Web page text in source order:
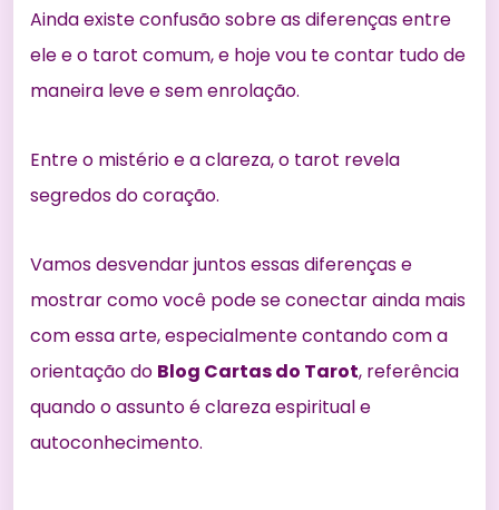
Ainda existe confusão sobre as diferenças entre
ele e o tarot comum, e hoje vou te contar tudo de
maneira leve e sem enrolação.
Entre o mistério e a clareza, o tarot revela
segredos do coração.
Vamos desvendar juntos essas diferenças e
mostrar como você pode se conectar ainda mais
com essa arte, especialmente contando com a
orientação do Blog Cartas do Tarot, referência
quando o assunto é clareza espiritual e
autoconhecimento.